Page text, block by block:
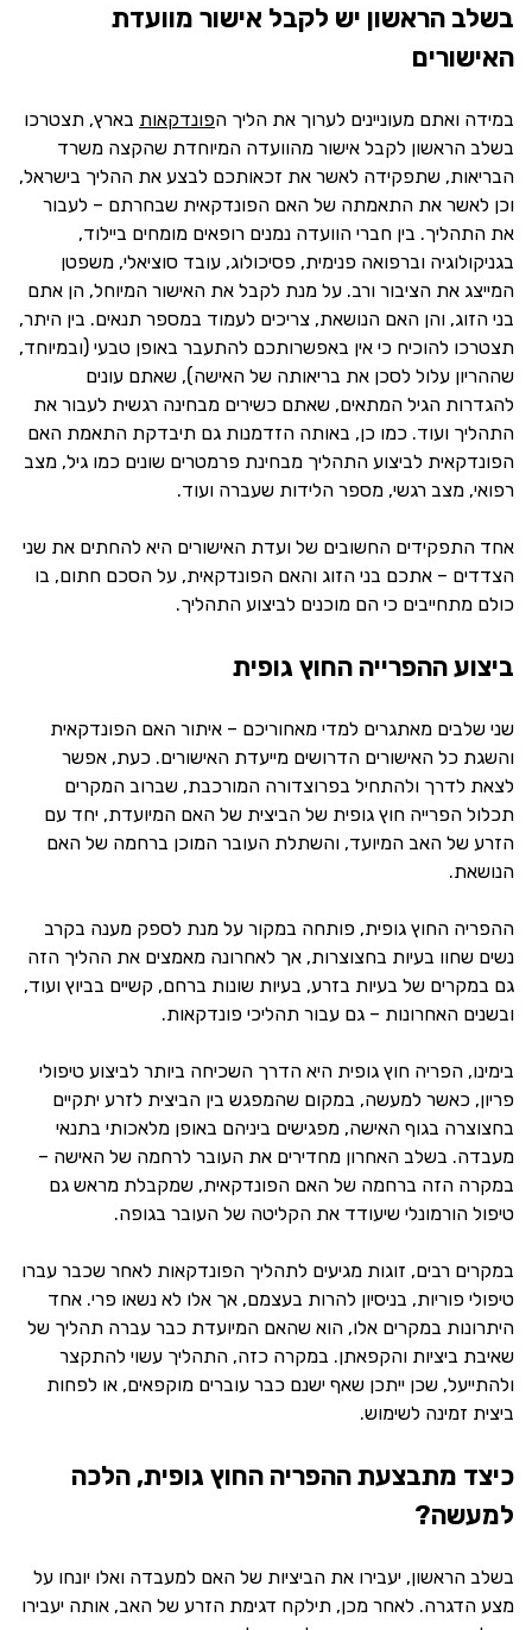
בשלב הראשון יש לקבל אישור מוועדת
האישורים
במידה ואתם מעוניינים לערוך את הליך הפונדקאות בארץ, תצטרכו
בשלב הראשון לקבל אישור מהוועדה המיוחדת שהקצה משרד
הבריאות, שתפקידה לאשר את זכאותכם לבצע את ההליך בישראל,
וכן לאשר את התאמתה של האם הפונדקאית שבחרתם – לעבור
את התהליך. בין חברי הוועדה נמנים רופאים מומחים ביילוד,
בגניקולוגיה וברפואה פנימית, פסיכולוג, עובד סוציאלי, משפטן
המייצג את הציבור ורב. על מנת לקבל את האישור המיוחל, הן אתם
בני הזוג, והן האם הנושאת, צריכים לעמוד במספר תנאים. בין היתר,
תצטרכו להוכיח כי אין באפשרותכם להתעבר באופן טבעי (ובמיוחד,
שההריון עלול לסכן את בריאותה של האישה), שאתם עונים
להגדרות הגיל המתאים, שאתם כשירים מבחינה רגשית לעבור את
התהליך ועוד. כמו כן, באותה הזדמנות גם תיבדקת התאמת האם
הפונדקאית לביצוע התהליך מבחינת פרמטרים שונים כמו גיל, מצב
רפואי, מצב רגשי, מספר הלידות שעברה ועוד.
אחד התפקידים החשובים של ועדת האישורים היא להחתים את שני
הצדדים – אתכם בני הזוג והאם הפונדקאית, על הסכם חתום, בו
כולם מתחייבים כי הם מוכנים לביצוע התהליך.
ביצוע ההפרייה החוץ גופית
שני שלבים מאתגרים למדי מאחוריכם – איתור האם הפונדקאית
והשגת כל האישורים הדרושים מייעדת האישורים. כעת, אפשר
לצאת לדרך ולהתחיל בפרוצדורה המורכבת, שברוב המקרים
תכלול הפרייה חוץ גופית של הביצית של האם המיועדת, יחד עם
הזרע של האב המיועד, והשתלת העובר המוכן ברחמה של האם
הנושאת.
ההפריה החוץ גופית, פותחה במקור על מנת לספק מענה בקרב
נשים שחוו בעיות בחצוצרות, אך לאחרונה מאמצים את ההליך הזה
גם במקרים של בעיות בזרע, בעיות שונות ברחם, קשיים בביוץ ועוד,
ובשנים האחרונות – גם עבור תהליכי פונדקאות.
בימינו, הפריה חוץ גופית היא הדרך השכיחה ביותר לביצוע טיפולי
פריון, כאשר למעשה, במקום שהמפגש בין הביצית לזרע יתקיים
בחצוצרה בגוף האישה, מפגישים ביניהם באופן מלאכותי בתנאי
מעבדה. בשלב האחרון מחדירים את העובר לרחמה של האישה –
במקרה הזה ברחמה של האם הפונדקאית, שמקבלת מראש גם
טיפול הורמונלי שיעודד את הקליטה של העובר בגופה.
במקרים רבים, זוגות מגיעים לתהליך הפונדקאות לאחר שכבר עברו
טיפולי פוריות, בניסיון להרות בעצמם, אך אלו לא נשאו פרי. אחד
היתרונות במקרים אלו, הוא שהאם המיועדת כבר עברה תהליך של
שאיבת ביציות והקפאתן. במקרה כזה, התהליך עשוי להתקצר
ולהתייעל, שכן ייתכן שאף ישנם כבר עוברים מוקפאים, או לפחות
ביצית זמינה לשימוש.
כיצד מתבצעת ההפריה החוץ גופית, הלכה
למעשה?
בשלב הראשון, יעבירו את הביציות של האם למעבדה ואלו יונחו על
מצע הדגרה. לאחר מכן, תילקח דגימת הזרע של האב, אותה יעבירו